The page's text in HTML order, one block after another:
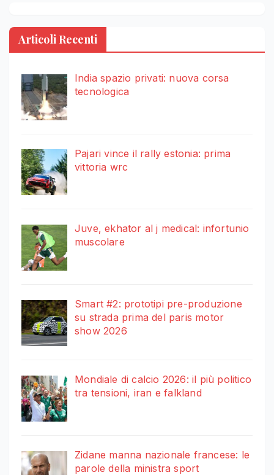
Articoli Recenti
India spazio privati: nuova corsa
tecnologica
Pajari vince il rally estonia: prima
vittoria wrc
Juve, ekhator al j medical: infortunio
muscolare
Smart #2: prototipi pre-produzione
su strada prima del paris motor
show 2026
Mondiale di calcio 2026: il più politico
tra tensioni, iran e falkland
Zidane manna nazionale francese: le
parole della ministra sport